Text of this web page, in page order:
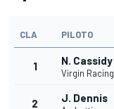
CLA PILOTO
1 N. Cassidy
Virgin Racing
2 J. Dennis